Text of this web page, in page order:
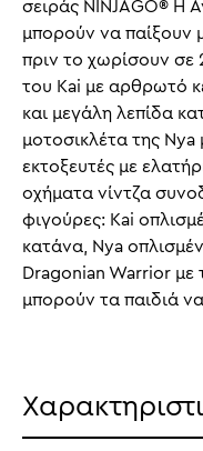
σειράς NINJAGO® Η
μπορούν να παίξουν
πριν το χωρίσουν σε
του Kai με αρθρωτό
και μεγάλη λεπίδα
μοτοσικλέτα της Nya
εκτοξευτές με
οχήματα νίντζα
φιγούρες: Kai
κατάνα, Nya
Dragonian Warrior με
μπορούν τα παιδιά